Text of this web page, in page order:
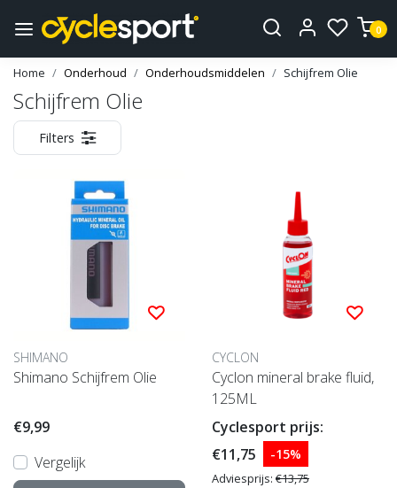
0
Home Onderhoud Onderhoudsmiddelen Schijfrem Olie
Schijfrem Olie
Filters
SHIMANO
Shimano Schijfrem Olie
€9,99
Vergelijk
CYCLON
Cyclon mineral brake fluid,
125ML
Cyclesport prijs:
€11,75
-15%
Adviesprijs: €13,75